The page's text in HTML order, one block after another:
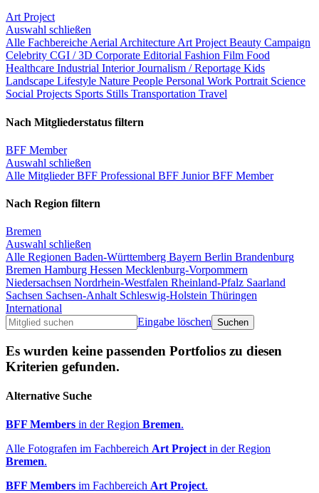
Art Project
Auswahl schließen
Alle Fachbereiche Aerial Architecture Art Project Beauty Campaign
Celebrity CGI / 3D Corporate Editorial Fashion Film Food
Healthcare Industrial InteriorJournalism / Reportage Kids
Landscape Lifestyle Nature People Personal Work Portrait Science
Social Projects Sports Stills Transportation Travel
Nach Mitgliederstatus filtern
BFF Member
Auswahl schließen
Alle MitgliederBFF Professional BFF JuniorBFF Member
Nach Region filtern
Bremen
Auswahl schließen
Alle Regionen Baden-Württemberg Bayern Berlin Brandenburg
Bremen Hamburg Hessen Mecklenburg-Vorpommern
Niedersachsen Nordrhein-Westfalen Rheinland-Pfalz Saarland
Sachsen Sachsen-Anhalt Schleswig-Holstein Thüringen
International
Eingabe löschen
Es wurden keine passenden Portfolios zu diesen
Kriterien gefunden.
Alternative Suche
BFF Members in der Region Bremen.
Alle Fotografen im Fachbereich Art Project in der Region
Bremen.
BFF Members im Fachbereich Art Project.